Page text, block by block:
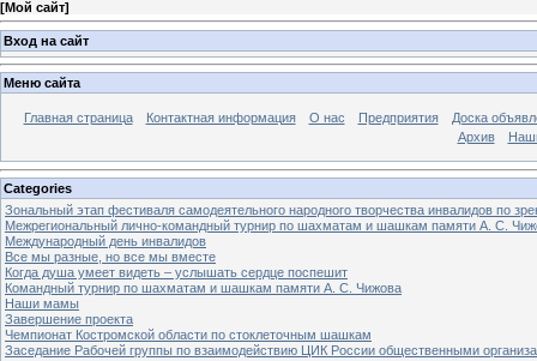
[Мой сайт]
Вход на сайт
Меню сайта
Главная страница Контактная информация О нас Предприятия
Доска
Архив
Categories
Зональный этап фестиваля самодеятельного народного творчества инвалидов по
Межрегиональный лично-командный турнир по шахматам и шашкам памяти А. С.
Международный день инвалидов
Все мы разные, но все мы вместе
Когда душа умеет видеть – услышать сердце поспешит
Командный турнир по шахматам и шашкам памяти А. С. Чижова
Наши мамы
Завершение проекта
Чемпионат Костромской области по стоклеточным шашкам
Заседание Рабочей группы по взаимодействию ЦИК России общественными